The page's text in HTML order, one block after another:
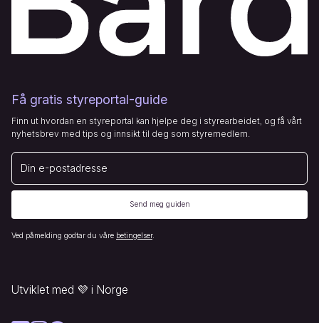
Få gratis styreportal-guide
Finn ut hvordan en styreportal kan hjelpe deg i styrearbeidet, og få vårt
nyhetsbrev med tips og innsikt til deg som styremedlem.
E-post
Send meg guiden
Ved påmelding godtar du våre betingelser.
Utviklet med 💜 i Norge